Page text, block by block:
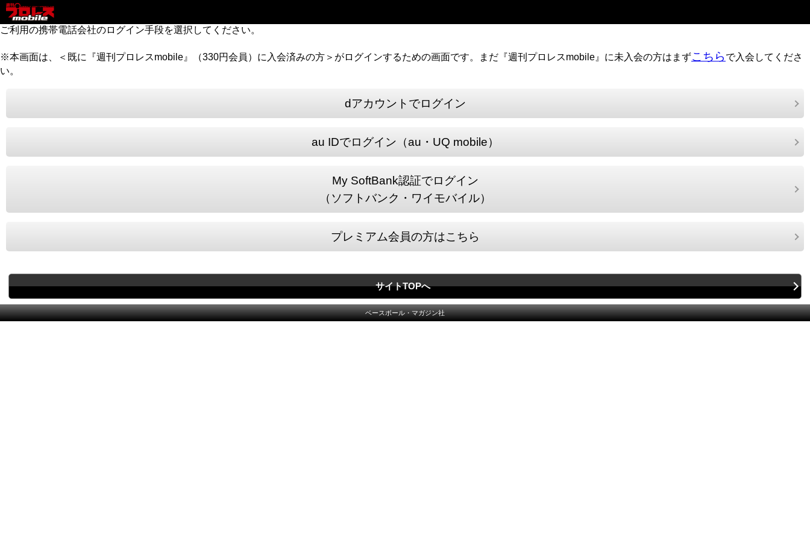
ご利用の携帯電話会社のログイン手段を選択してください。
※本画面は、＜既に『週刊プロレスmobile』（330円会員）に入会済みの方＞がログインするための画面です。まだ『週刊プロレスmobile』に未入会の方はまずこちら で入会してくださ
い。
dアカウントでログイン
au IDでログイン（au・UQ mobile）
My SoftBank認証でログイン
（ソフトバンク・ワイモバイル）
プレミアム会員の方はこちら
サイトTOPへ
ベースボール・マガジン社